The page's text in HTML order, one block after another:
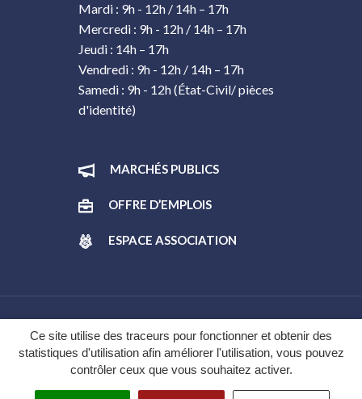
Ce site utilise des traceurs pour fonctionner et obtenir des
statistiques d'utilisation afin améliorer l'utilisation, vous pouvez
contrôler ceux que vous souhaitez activer.
Mardi : 9h - 12h / 14h – 17h
Mercredi : 9h - 12h / 14h – 17h
Jeudi : 14h – 17h
Vendredi : 9h - 12h / 14h – 17h
Samedi : 9h - 12h (État-Civil/ pièces
d'identité)
MARCHÉS PUBLICS
OFFRE D’EMPLOIS
ESPACE ASSOCIATION
Gestion des cookies
Plan du site
Mentions légales